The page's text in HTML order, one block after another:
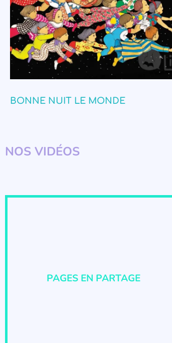
BONNE NUIT LE MONDE
NOS VIDÉOS
PAGES EN PARTAGE